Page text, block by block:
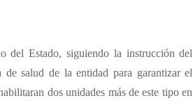
del Estado, siguiendo la instrucción del
salud de la entidad para garantizar el
dos unidades más de este tipo en